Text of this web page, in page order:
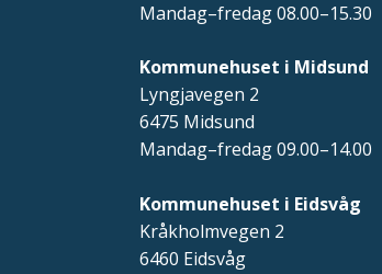
Mandag–fredag 08.00–15.30
Kommunehuset i Midsund
Lyngjavegen 2
6475 Midsund
Mandag–fredag 09.00–14.00
Kommunehuset i Eidsvåg
Kråkholmvegen 2
6460 Eidsvåg